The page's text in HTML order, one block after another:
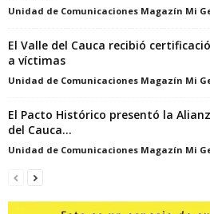
Unidad de Comunicaciones Magazín Mi
El Valle del Cauca recibió
a víctimas
Unidad de Comunicaciones Magazín Mi
El Pacto Histórico presentó la
del Cauca...
Unidad de Comunicaciones Magazín Mi